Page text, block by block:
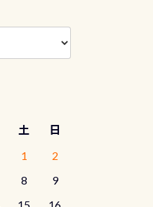
土
日
1
2
8
9